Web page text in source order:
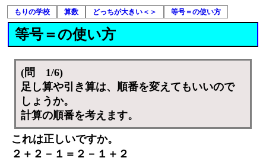
もりの学校 算数 どっちが大きい＜＞ 等号＝の使い方
等号＝の使い方
(問 1/6)
足し算や引き算は、順番を変えてもいいので
しょうか。
計算の順番を考えます。
これは正しいですか。
２＋２－１＝２－１＋２